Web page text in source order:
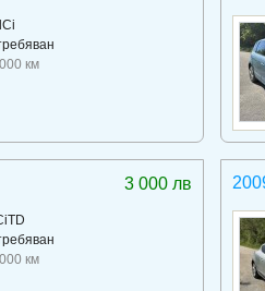
км
3 000 лв
км